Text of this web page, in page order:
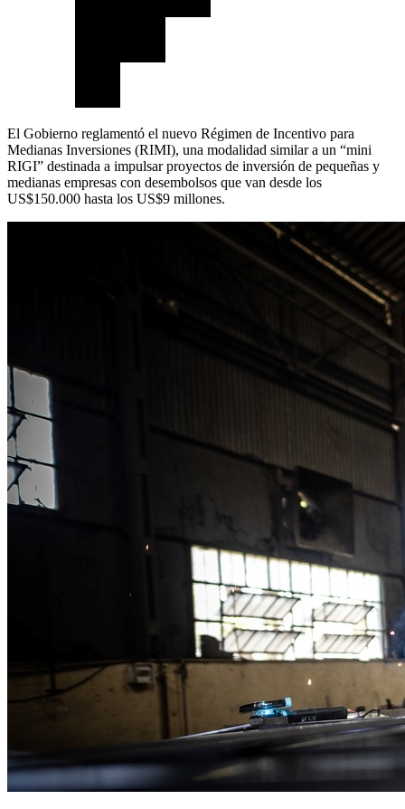
El Gobierno reglamentó el nuevo Régimen de Incentivo para
Medianas Inversiones (RIMI), una modalidad similar a un “mini
RIGI” destinada a impulsar proyectos de inversión de pequeñas y
medianas empresas con desembolsos que van desde los
US$150.000 hasta los US$9 millones.